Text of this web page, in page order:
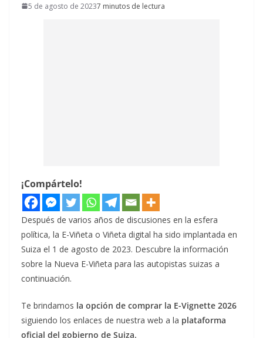
5 de agosto de 20237 minutos de lectura
¡Compártelo!
Después de varios años de discusiones en la esfera
política, la E-Viñeta o Viñeta digital ha sido implantada en
Suiza el 1 de agosto de 2023. Descubre la información
sobre la Nueva E-Viñeta para las autopistas suizas a
continuación.
Te brindamos la opción de comprar la E-Vignette 2026
siguiendo los enlaces de nuestra web a la plataforma
oficial del gobierno de Suiza.